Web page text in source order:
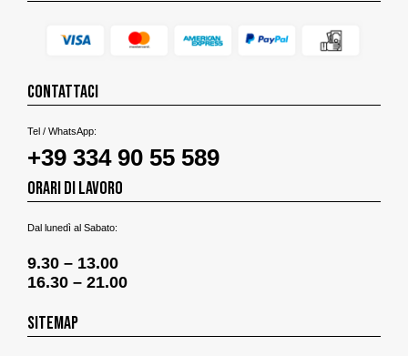
CONTATTACI
Tel / WhatsApp:
+39 334 90 55 589
ORARI DI LAVORO
Dal lunedì al Sabato:
9.30 – 13.00
16.30 – 21.00
SITEMAP